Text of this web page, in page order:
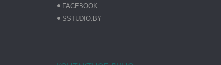
FACEBOOK
SSTUDIO.BY